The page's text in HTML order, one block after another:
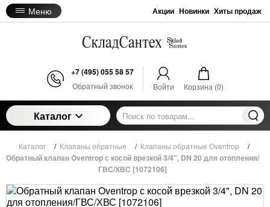
Меню Акции Новинки Хиты продаж
+7 (495) 055 58 57
Обратный звонок Войти Корзина (0)
Каталог
Каталог / Клапаны обратные / Клапаны обратные Oventrop /
Обратный клапан Oventrop с косой врезкой 3/4", DN 20 для отопления/
ГВС/ХВС [1072106]